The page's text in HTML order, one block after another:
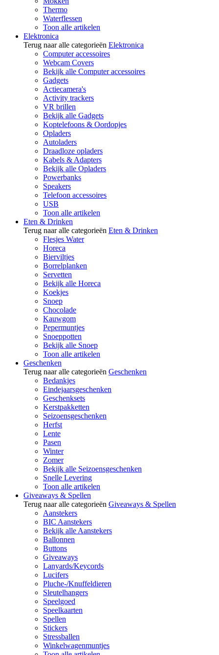
Thermo
Waterflessen
Toon alle artikelen
Elektronica
Terug naar alle categorieën Elektronica
Computer accessoires
Webcam Covers
Bekijk alle Computer accessoires
Gadgets
Actiecamera's
Activity trackers
VR brillen
Bekijk alle Gadgets
Koptelefoons & Oordopjes
Opladers
Autoladers
Draadloze opladers
Kabels & Adapters
Bekijk alle Opladers
Powerbanks
Speakers
Telefoon accessoires
USB
Toon alle artikelen
Eten & Drinken
Terug naar alle categorieën Eten & Drinken
Flesjes Water
Horeca
Bierviltjes
Borrelplanken
Servetten
Bekijk alle Horeca
Koekjes
Snoep
Chocolade
Kauwgom
Pepermuntjes
Snoeppotten
Bekijk alle Snoep
Toon alle artikelen
Geschenken
Terug naar alle categorieën Geschenken
Bedankjes
Eindejaarsgeschenken
Geschenksets
Kerstpakketten
Seizoensgeschenken
Herfst
Lente
Pasen
Winter
Zomer
Bekijk alle Seizoensgeschenken
Snelle Levering
Toon alle artikelen
Giveaways & Spellen
Terug naar alle categorieën Giveaways & Spellen
Aanstekers
BIC Aanstekers
Bekijk alle Aanstekers
Ballonnen
Buttons
Giveaways
Lanyards/Keycords
Lucifers
Pluche-/Knuffeldieren
Sleutelhangers
Speelgoed
Speelkaarten
Spellen
Stickers
Stressballen
Winkelwagenmuntjes